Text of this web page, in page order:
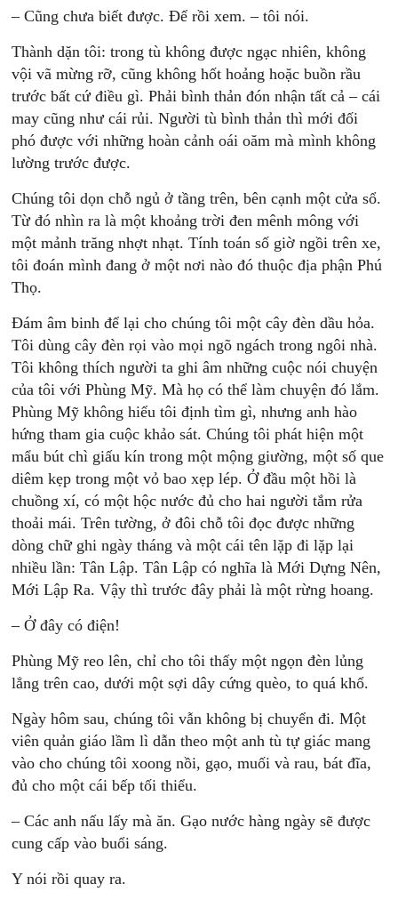
– Cũng chưa biết được. Ðể rồi xem. – tôi nói.
Thành dặn tôi: trong tù không được ngạc nhiên, không
vội vã mừng rỡ, cũng không hốt hoảng hoặc buồn rầu
trước bất cứ điều gì. Phải bình thản đón nhận tất cả – cái
may cũng như cái rủi. Người tù bình thản thì mới đối
phó được với những hoàn cảnh oái oăm mà mình không
lường trước được.
Chúng tôi dọn chỗ ngủ ở tầng trên, bên cạnh một cửa sổ.
Từ đó nhìn ra là một khoảng trời đen mênh mông với
một mảnh trăng nhợt nhạt. Tính toán số giờ ngồi trên xe,
tôi đoán mình đang ở một nơi nào đó thuộc địa phận Phú
Thọ.
Ðám âm binh để lại cho chúng tôi một cây đèn dầu hỏa.
Tôi dùng cây đèn rọi vào mọi ngõ ngách trong ngôi nhà.
Tôi không thích người ta ghi âm những cuộc nói chuyện
của tôi với Phùng Mỹ. Mà họ có thể làm chuyện đó lắm.
Phùng Mỹ không hiểu tôi định tìm gì, nhưng anh hào
hứng tham gia cuộc khảo sát. Chúng tôi phát hiện một
mẩu bút chì giấu kín trong một mộng giường, một số que
diêm kẹp trong một vỏ bao xẹp lép. Ở đầu một hồi là
chuồng xí, có một hộc nước đủ cho hai người tắm rửa
thoải mái. Trên tường, ở đôi chỗ tôi đọc được những
dòng chữ ghi ngày tháng và một cái tên lặp đi lặp lại
nhiều lần: Tân Lập. Tân Lập có nghĩa là Mới Dựng Nên,
Mới Lập Ra. Vậy thì trước đây phải là một rừng hoang.
– Ở đây có điện!
Phùng Mỹ reo lên, chỉ cho tôi thấy một ngọn đèn lủng
lẳng trên cao, dưới một sợi dây cứng quèo, to quá khổ.
Ngày hôm sau, chúng tôi vẫn không bị chuyển đi. Một
viên quản giáo lầm lì dẫn theo một anh tù tự giác mang
vào cho chúng tôi xoong nồi, gạo, muối và rau, bát đĩa,
đủ cho một cái bếp tối thiểu.
– Các anh nấu lấy mà ăn. Gạo nước hàng ngày sẽ được
cung cấp vào buổi sáng.
Y nói rồi quay ra.